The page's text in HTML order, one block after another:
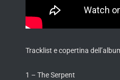
Tracklist e copertina
1 – The Serpent